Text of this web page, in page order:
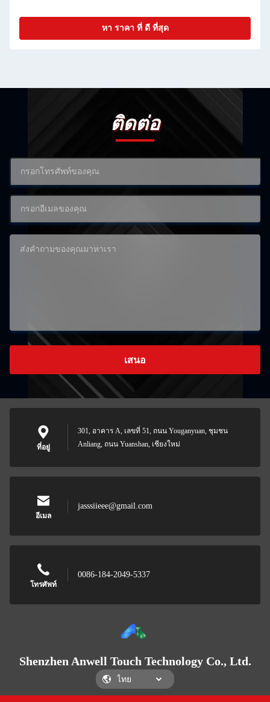
หา ราคา ที่ ดี ที่สุด
ติดต่อ
เสนอ
ที่อยู่
301, อาคาร A, เลขที่ 51, ถนน Youganyuan, ชุมชน
Anliang, ถนน Yuanshan, เชียงใหม่
อีเมล
jasssiieee@gmail.com
โทรศัพท์
0086-184-2049-5337
Shenzhen Anwell Touch Technology Co., Ltd.